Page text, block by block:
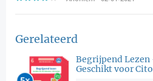
Gerelateerd
Begrijpend
Geschikt voor Cito